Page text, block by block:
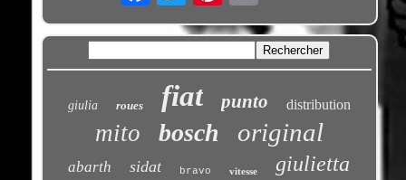
giulia roues fiat punto distribution
mito bosch original
abarth sidat bravo vitesse giulietta